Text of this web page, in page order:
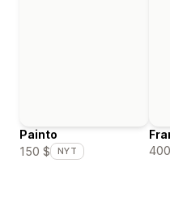
Painto
150 $
NYT